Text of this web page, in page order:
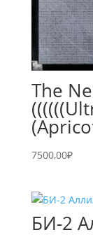
The
7500,00₽
БИ-2